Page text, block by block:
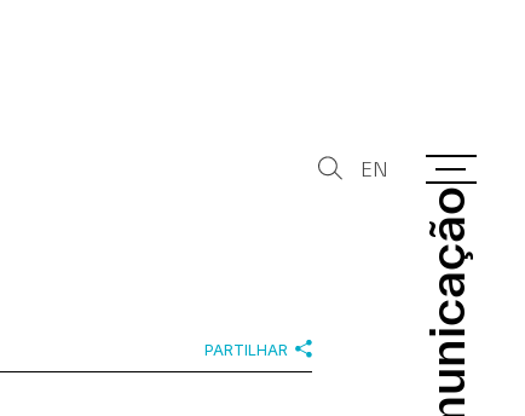
Comunicação
Comunicação
EN
PARTILHAR